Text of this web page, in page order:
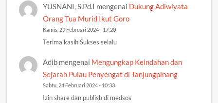
YUSNANI, S.Pd.I mengenai Dukung Adiwiyata
Orang Tua Murid Ikut Goro
Kamis, 29 Februari 2024 - 17:20
Terima kasih Sukses selalu
Adib mengenai Mengungkap Keindahan dan
Sejarah Pulau Penyengat di Tanjungpinang
Sabtu, 24 Februari 2024 - 10:33
Izin share dan publish di medsos